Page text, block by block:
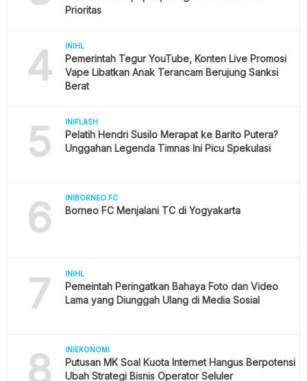
Prioritas
4 INIHL
Pemerintah Tegur YouTube, Konten Live Promosi
Vape Libatkan Anak Terancam Berujung Sanksi
Berat
5 INIFLASH
Pelatih Hendri Susilo Merapat ke Barito Putera?
Unggahan Legenda Timnas Ini Picu Spekulasi
6 INIBORNEO FC
Borneo FC Menjalani TC di Yogyakarta
7 INIHL
Pemeintah Peringatkan Bahaya Foto dan Video
Lama yang Diunggah Ulang di Media Sosial
8 INIEKONOMI
Putusan MK Soal Kuota Internet Hangus Berpotensi
Ubah Strategi Bisnis Operator Seluler